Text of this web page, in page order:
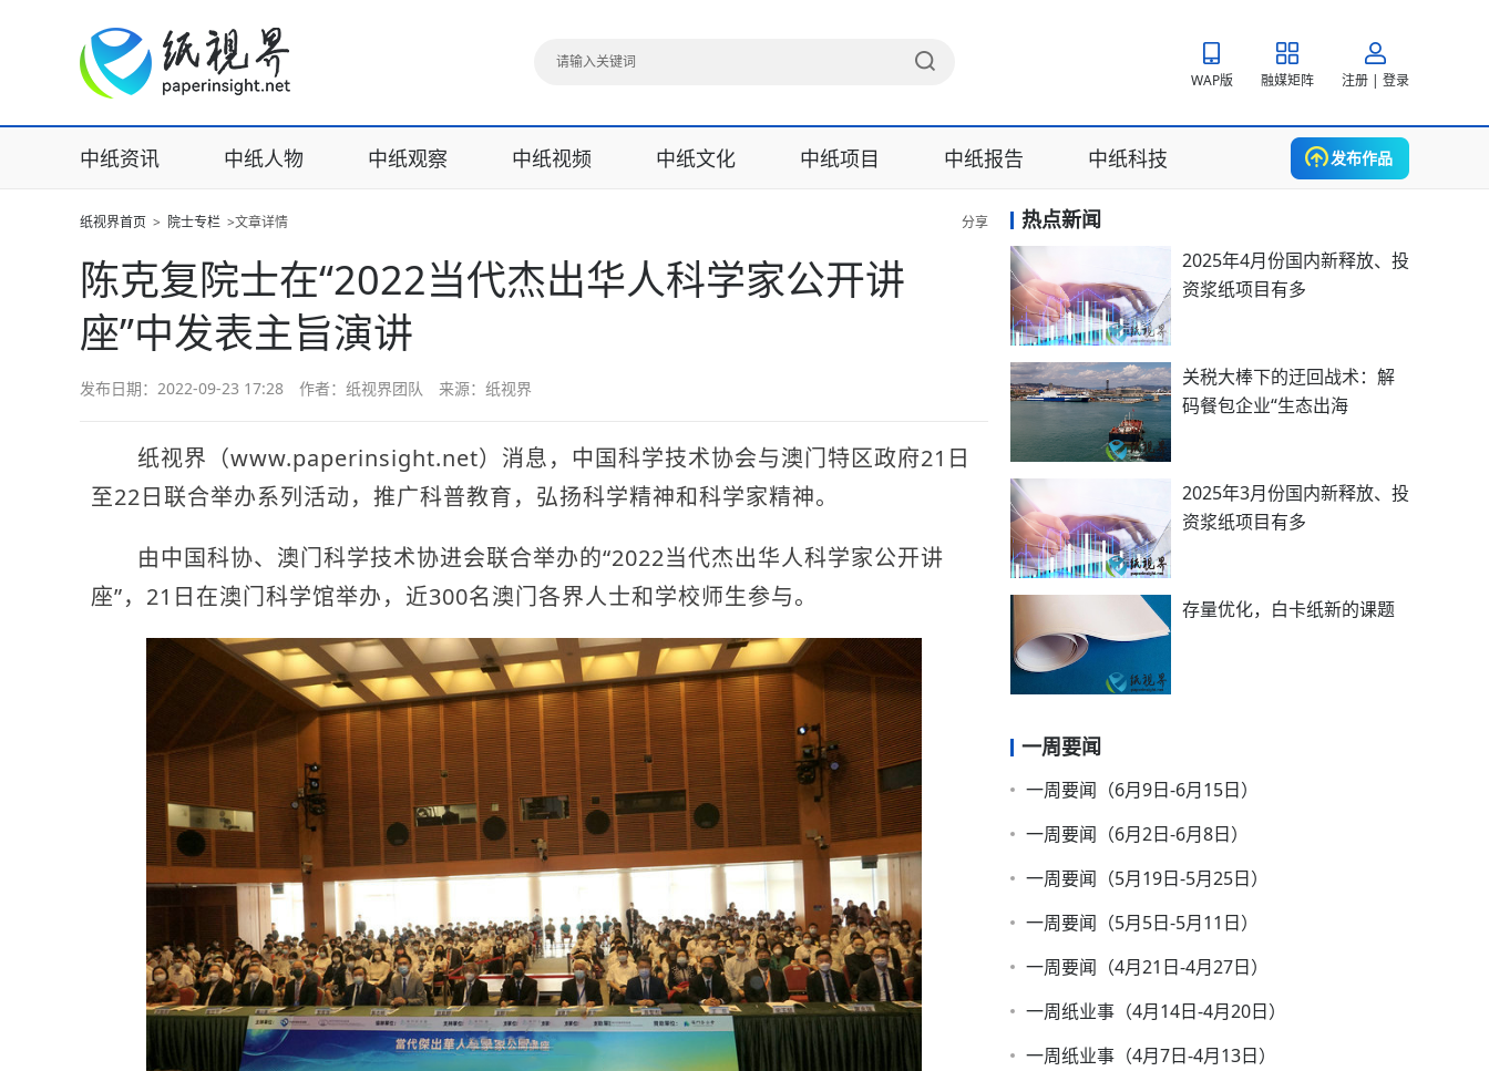
WAP版 融媒矩阵 注册 | 登录
中纸资讯 中纸人物 中纸观察 中纸视频 中纸文化 中纸项目 中纸报告 中纸科技 发布作品
纸视界首页 > 院士专栏 >文章详情 分享
陈克复院士在“2022当代杰出华人科学家公开讲
座”中发表主旨演讲
发布日期：2022-09-23 17:28 作者：纸视界团队 来源：纸视界
纸视界（www.paperinsight.net）消息，中国科学技术协会与澳门特区政府21日
至22日联合举办系列活动，推广科普教育，弘扬科学精神和科学家精神。
由中国科协、澳门科学技术协进会联合举办的“2022当代杰出华人科学家公开讲
座”，21日在澳门科学馆举办，近300名澳门各界人士和学校师生参与。
热点新闻
2025年4月份国内新释放、投
资浆纸项目有多
关税大棒下的迂回战术：解
码餐包企业“生态出海
2025年3月份国内新释放、投
资浆纸项目有多
存量优化，白卡纸新的课题
一周要闻
一周要闻（6月9日-6月15日）
一周要闻（6月2日-6月8日）
一周要闻（5月19日-5月25日）
一周要闻（5月5日-5月11日）
一周要闻（4月21日-4月27日）
一周纸业事（4月14日-4月20日）
一周纸业事（4月7日-4月13日）